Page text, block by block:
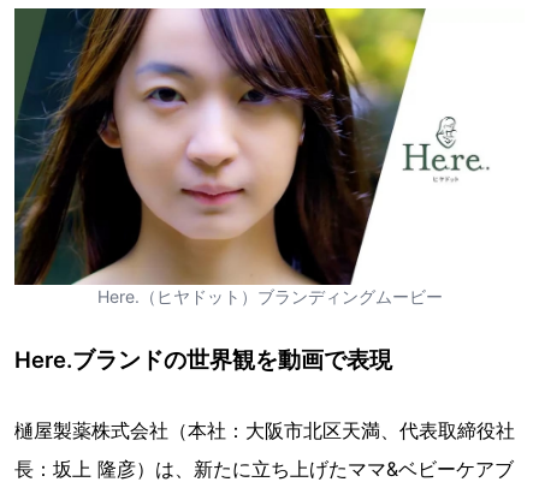
Here.（ヒヤドット）ブランディングムービー
Here.ブランドの世界観を動画で表現
樋屋製薬株式会社（本社：大阪市北区天満、代表取締役社
長：坂上 隆彦）は、新たに立ち上げたママ&ベビーケアブ